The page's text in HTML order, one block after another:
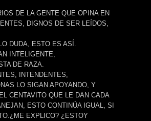
DE LA GENTE QUE OPINA EN
DIGNOS DE SER LEÍDOS,
DUDA, ESTO ES ASÍ.
INTELIGENTE,
DE RAZA.
INTENDENTES,
LO SIGAN APOYANDO, Y
CENTAVITO QUE LE DAN CADA
ESTO CONTINÚA IGUAL, SI
EXPLICO? ¿ESTOY